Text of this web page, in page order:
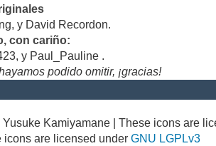
y David Recordon.
con cariño:
y Paul_Pauline .
podido omitir, ¡gracias!
Yusuke Kamiyamane | These icons are
icons are licensed underGNU LGPLv3